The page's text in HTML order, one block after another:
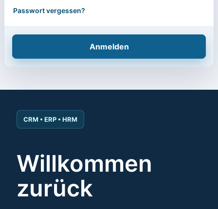
Passwort vergessen?
Anmelden
CRM • ERP • HRM
Willkommen
zurück